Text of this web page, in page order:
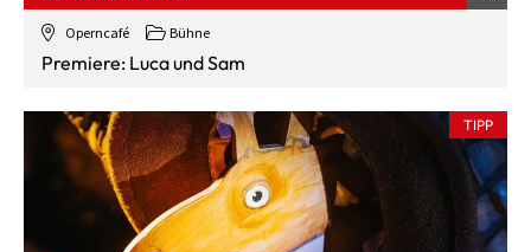
Operncafé Bühne
Premiere: Luca und Sam
TIPP